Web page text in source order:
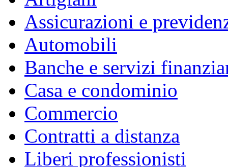
Assicurazioni e
Automobili
Banche e servizi
Casa e condominio
Commercio
Contratti a distanza
Liberi professionisti